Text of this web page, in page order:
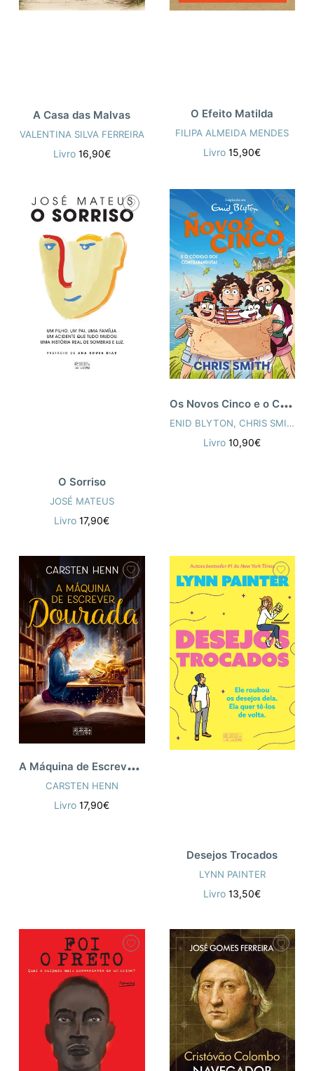
A Casa das Malvas
VALENTINA SILVA FERREIRA
Livro 16,90€
O Efeito Matilda
FILIPA ALMEIDA MENDES
Livro15,90€
O Sorriso
JOSÉ MATEUS
Livro17,90€
O
s Novos Cinco e o Código dos Contraband
ENID BLYTON, CHRIS SMITH
Livro10,90€
A
Máquina de Escrever Dourada
CARSTEN HENN
Livro17,90€
Desejos Trocados
LYNN PAINTER
Livro13,50€